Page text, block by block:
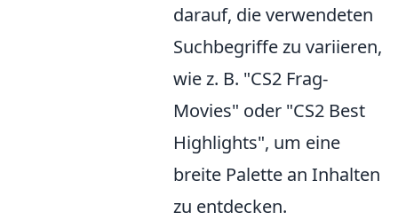
darauf, die verwendeten
Suchbegriffe zu variieren,
wie z. B. "CS2 Frag-
Movies" oder "CS2 Best
Highlights", um eine
breite Palette an Inhalten
zu entdecken.